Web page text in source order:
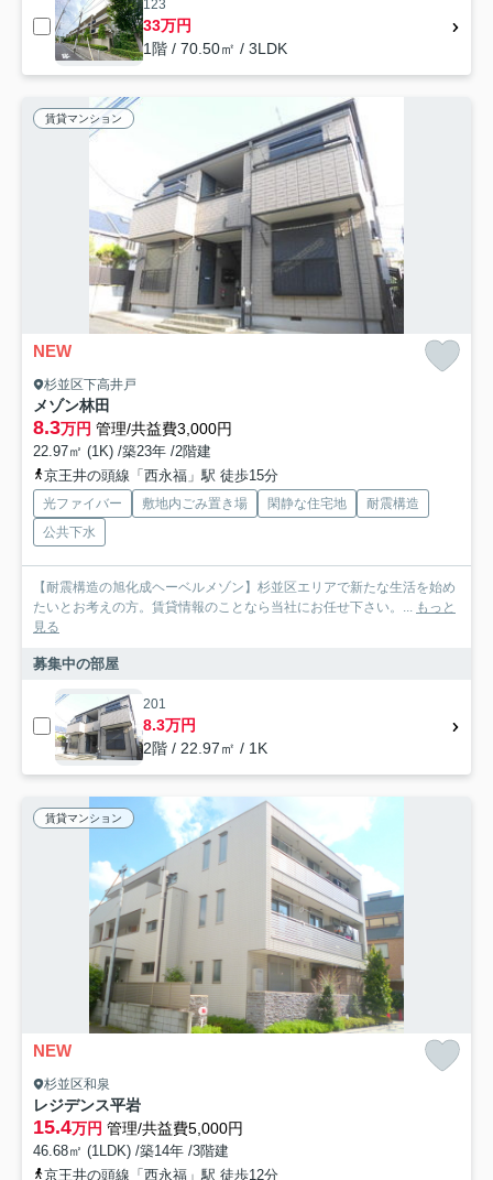
123
33万円
1階 / 70.50㎡ / 3LDK
賃貸マンション
NEW
杉並区下高井戸
メゾン林田
8.3万円 管理/共益費3,000円
22.97㎡ (1K) /築23年 /2階建
京王井の頭線「西永福」駅 徒歩15分
光ファイバー 敷地内ごみ置き場 閑静な住宅地
耐震構造
公共下水
【耐震構造の旭化成ヘーベルメゾン】杉並区エリアで新たな生活を始め
たいとお考えの方。賃貸情報のことなら当社にお任せ下さい。... もっと
見る
募集中の部屋
201
8.3万円
2階 / 22.97㎡ / 1K
賃貸マンション
NEW
杉並区和泉
レジデンス平岩
15.4万円 管理/共益費5,000円
46.68㎡ (1LDK) /築14年 /3階建
京王井の頭線「西永福」駅 徒歩12分